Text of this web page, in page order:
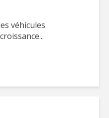
véhicules